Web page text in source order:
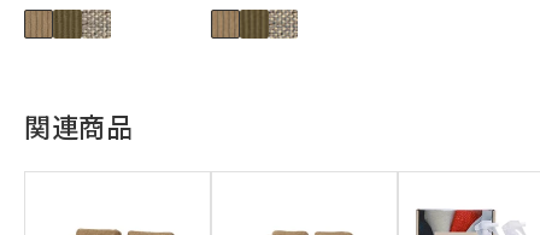
関連商品